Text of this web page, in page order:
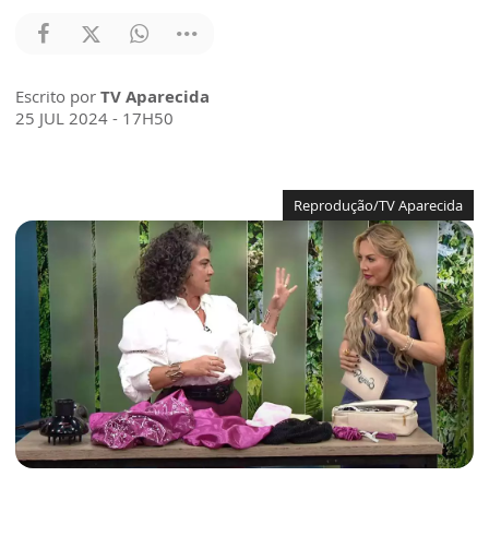
Escrito por TV Aparecida
25 JUL 2024 - 17H50
Reprodução/TV Aparecida